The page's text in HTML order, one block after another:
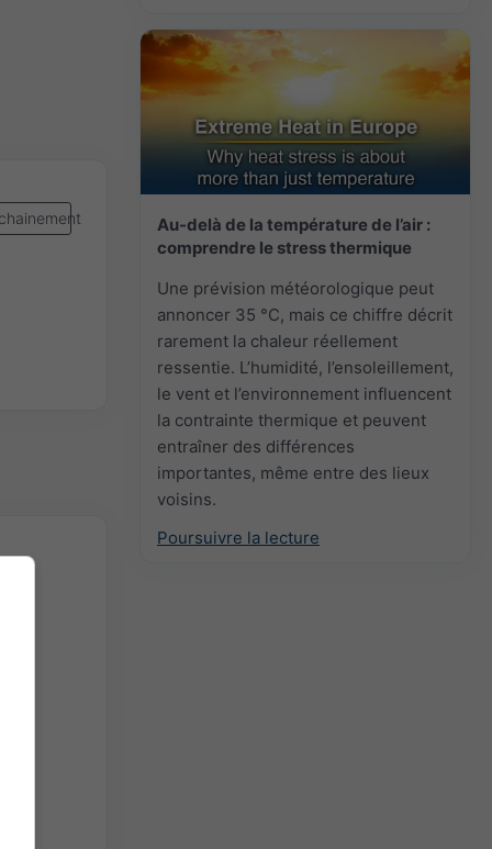
Au-delà de la température de l’air :
comprendre le stress thermique
Une prévision météorologique peut
annoncer 35 °C, mais ce chiffre décrit
rarement la chaleur réellement
ressentie. L’humidité, l’ensoleillement,
le vent et l’environnement influencent
la contrainte thermique et peuvent
entraîner des différences
importantes, même entre des lieux
voisins.
Poursuivre la lecture